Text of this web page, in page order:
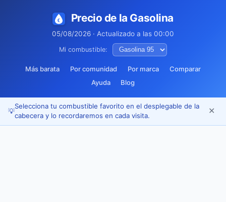
Precio de la Gasolina
05/08/2026 · Actualizado a las 00:00
Mi combustible:
Más barata Por comunidad Por marca
Comparar
Ayuda
Blog
💡
Selecciona tu combustible favorito en el desplegable de la
cabecera y lo recordaremos en cada visita.
✕